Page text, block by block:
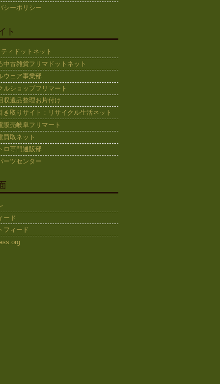
シーポリシー
ト
ィドットネット
中古雑貨フリマドットネット
ウェア事業部
ルショップフリマート
収遺品整理お片付け
き取りサイト：リサイクル生活ネット
販売岐阜フリマート
買取ネット
ロ専門通販部
ーツセンター
ード
フィード